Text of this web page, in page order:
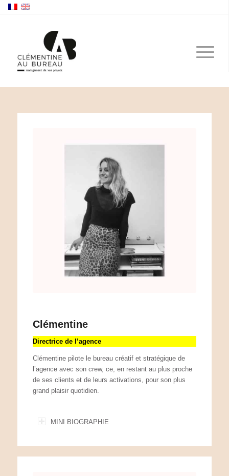
Clémentine
Directrice de l’agence
Clémentine pilote le bureau créatif et stratégique de
l’agence avec son crew, ce, en restant au plus proche
de ses clients et de leurs activations, pour son plus
grand plaisir quotidien.
MINI BIOGRAPHIE